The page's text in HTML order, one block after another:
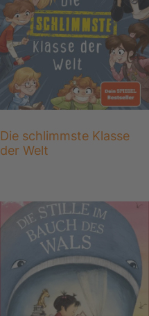
Die schlimmste Klasse
der Welt